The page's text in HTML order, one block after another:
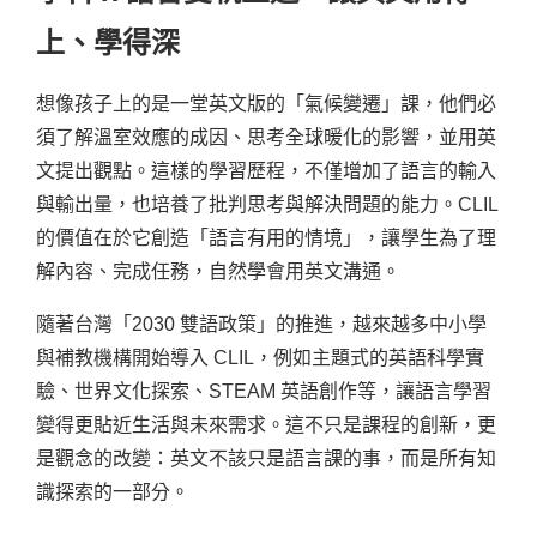
上、學得深
想像孩子上的是一堂英文版的「氣候變遷」課，他們必
須了解溫室效應的成因、思考全球暖化的影響，並用英
文提出觀點。這樣的學習歷程，不僅增加了語言的輸入
與輸出量，也培養了批判思考與解決問題的能力。CLIL
的價值在於它創造「語言有用的情境」，讓學生為了理
解內容、完成任務，自然學會用英文溝通。
隨著台灣「2030 雙語政策」的推進，越來越多中小學
與補教機構開始導入 CLIL，例如主題式的英語科學實
驗、世界文化探索、STEAM 英語創作等，讓語言學習
變得更貼近生活與未來需求。這不只是課程的創新，更
是觀念的改變：英文不該只是語言課的事，而是所有知
識探索的一部分。